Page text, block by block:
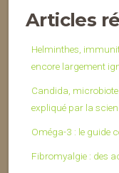
Articles
Helminthes,
encore largement
Candida,
expliqué par la
Oméga-3 : le guide
Fibromyalgie : des